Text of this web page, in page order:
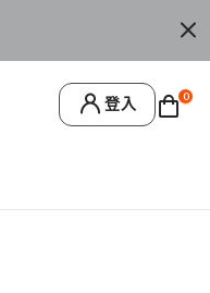
地區配送，恕無法寄送離島
登入 0